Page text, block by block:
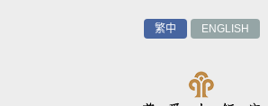
繁中 ENGLISH